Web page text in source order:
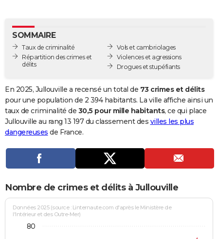
GUIDES D'ACHAT
BONS PLANS
Carte de Noël
Carte Bonne année
Carte Saint-Valentin
Carte Pâques
Carte d'anniversaire
DICTIONNAIRE
Dictionnaire
Biographies
Citations
Expressions
Proverbes
PROGRAMME TV
COPAINS D'AVANT
S'inscrire
Se connecter
Lycées
Collèges
Primaires
Universités
Entreprises
Service militaire
Avis de recherche
AVIS DE DÉCÈS
FORUM
Bricolage
Lifestyle
Culture
Sport
Auto
Television
Voyage
Cinema
SOMMAIRE
Taux de criminalité
Répartition des crimes et
délits
Vols et cambriolages
Violences et agressions
Drogues et stupéfiants
En 2025, Jullouville a recensé un total de 73 crimes et délits
pour une population de 2 394 habitants. La ville affiche ainsi un
taux de criminalité de 30,5 pour mille habitants, ce qui place
Jullouville au rang 13 197 du classement des villes les plus
dangereuses de France.
Nombre de crimes et délits à Jullouville
Données 2025 (source : Linternaute.com d'après le Ministère de
l'Intérieur et des Outre-Mer)
80